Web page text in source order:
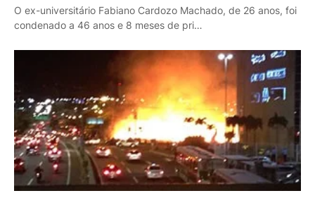
O ex-universitário Fabiano Cardozo Machado, de 26 anos, foi
condenado a 46 anos e 8 meses de pri…